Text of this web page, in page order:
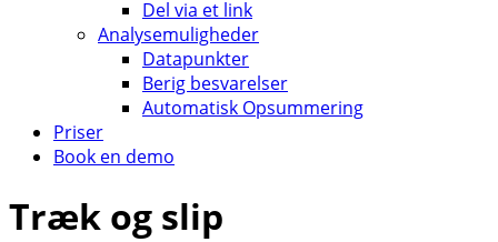
Del via et link
Analysemuligheder
Datapunkter
Berig besvarelser
Automatisk Opsummering
Priser
Book en demo
Træk og slip